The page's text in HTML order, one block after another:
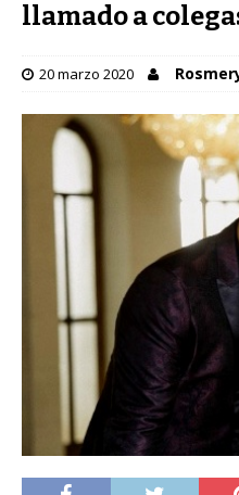
llamado a
20 marzo 2020